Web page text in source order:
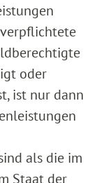
oder
ist nur dann
als die im
Staat der